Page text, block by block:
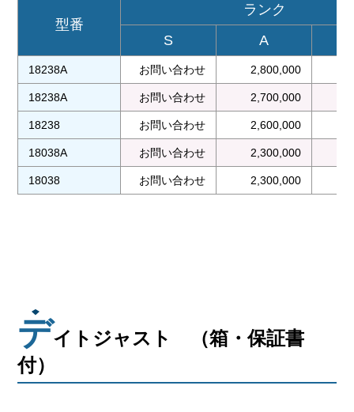
型番
ランク
S
A
18238A お問い合わせ 2,800,000
18238A お問い合わせ 2,700,000
18238 お問い合わせ 2,600,000
18038A お問い合わせ 2,300,000
18038 お問い合わせ 2,300,000
デイトジャスト （箱・保証書
付）